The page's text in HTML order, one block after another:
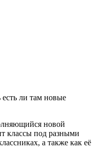
ли там новые
новой
классы под разными
а также как её